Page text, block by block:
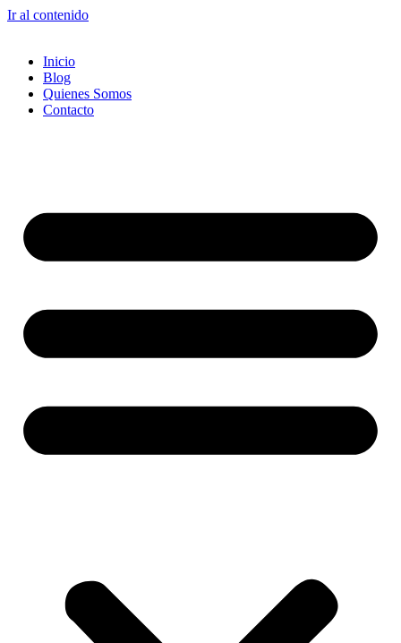
Ir al contenido
Inicio
Blog
Quienes Somos
Contacto